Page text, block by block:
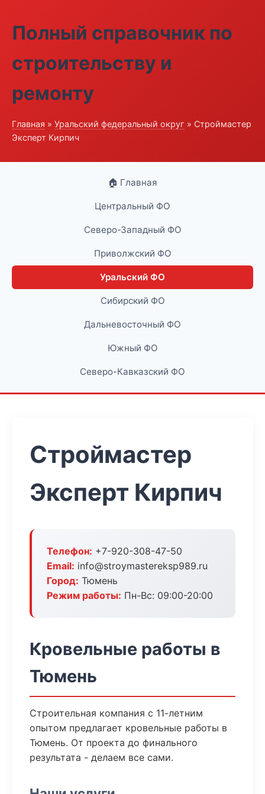
Полный справочник по
строительству и
ремонту
Главная » Уральский федеральный округ » Строймастер
Эксперт Кирпич
🏠 Главная
Центральный ФО
Северо-Западный ФО
Приволжский ФО
Уральский ФО
Сибирский ФО
Дальневосточный ФО
Южный ФО
Северо-Кавказский ФО
Строймастер
Эксперт Кирпич
Телефон: +7-920-308-47-50
Email: info@stroymastereksp989.ru
Город: Тюмень
Режим работы: Пн-Вс: 09:00-20:00
Кровельные работы в
Тюмень
Строительная компания с 11-летним
опытом предлагает кровельные работы в
Тюмень. От проекта до финального
результата - делаем все сами.